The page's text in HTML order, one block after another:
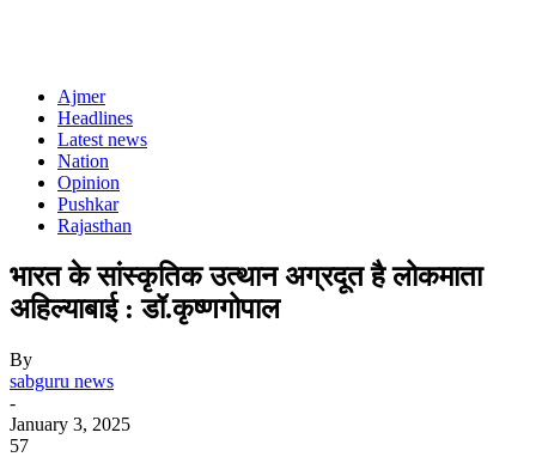
Ajmer
Headlines
Latest news
Nation
Opinion
Pushkar
Rajasthan
भारत के सांस्कृतिक उत्थान अग्रदूत है लोकमाता
अहिल्याबाई : डॉ.कृष्णगोपाल
By
sabguru news
-
January 3, 2025
57